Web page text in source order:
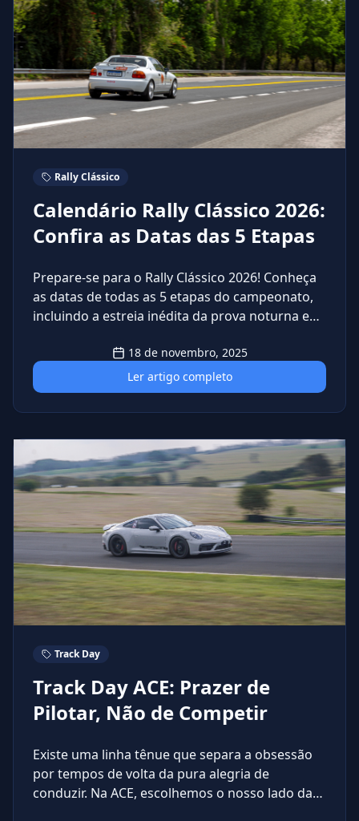
Rally Clássico
Calendário Rally Clássico 2026:
Confira as Datas das 5 Etapas
Prepare-se para o Rally Clássico 2026! Conheça
as datas de todas as 5 etapas do campeonato,
incluindo a estreia inédita da prova noturna em
18 de novembro, 2025
Ler artigo completo
Track Day
Track Day ACE: Prazer de
Pilotar, Não de Competir
Existe uma linha tênue que separa a obsessão
por tempos de volta da pura alegria de
conduzir. Na ACE, escolhemos o nosso lado da